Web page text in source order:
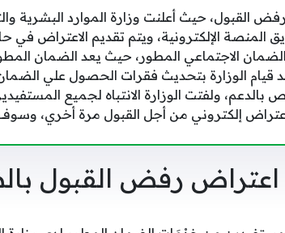
القبول، حيث أعلنت وزارة الموارد البشرية
المنصة الإلكترونية، ويتم تقديم الاعتراض
الاجتماعي المطور، حيث يعد الضمان
قيام الوزارة بتحديث فقرات الحصول علي
بالدعم، ولفتت الوزارة الانتباه لجميع
إلكتروني من أجل القبول مرة أخري،
اعتراض رفض القبول